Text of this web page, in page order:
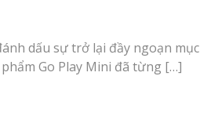
dấu sự trở lại đầy ngoạn mục
Go Play Mini đã từng […]